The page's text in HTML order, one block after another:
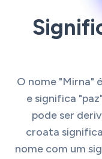
O nome "Mirna"
e significa
pode ser
croata
nome com um